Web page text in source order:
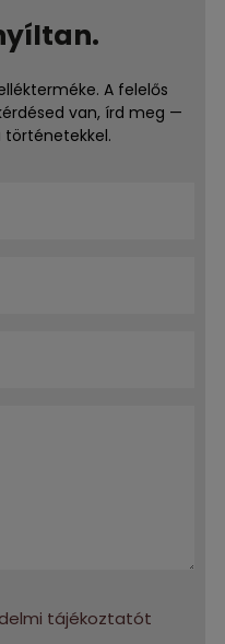
A felelős
van, írd meg —
történetekkel.
tájékoztatót